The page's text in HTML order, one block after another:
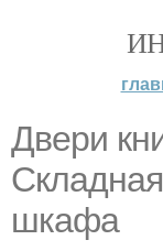
Двери
шкафа